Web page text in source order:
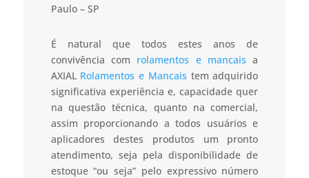
Paulo – SP
É natural que todos estes anos de
convivência com rolamentos e mancais a
AXIAL Rolamentos e Mancais tem adquirido
significativa experiência e, capacidade quer
na questão técnica, quanto na comercial,
assim proporcionando a todos usuários e
aplicadores destes produtos um pronto
atendimento, seja pela disponibilidade de
estoque “ou seja” pelo expressivo número